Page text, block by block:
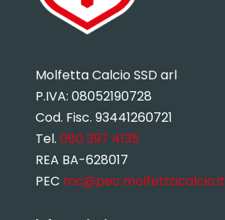
Molfetta Calcio SSD arl
P.IVA: 08052190728
Cod. Fisc. 93441260721
Tel. 080 397 4135
REA BA-628017
PEC mc@pec.molfettacalcio.it